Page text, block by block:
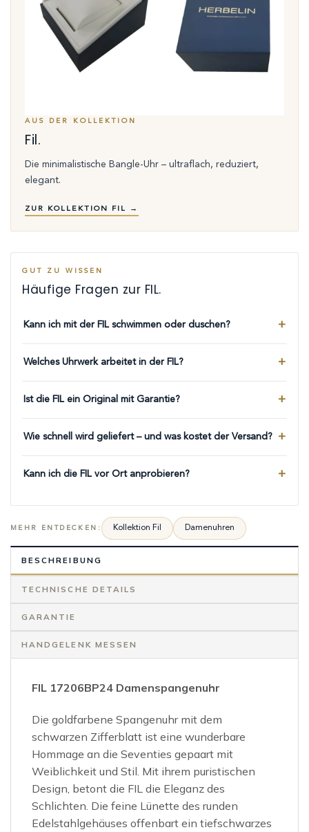
AUS DER KOLLEKTION
Fil.
Die minimalistische Bangle-Uhr – ultraflach, reduziert,
elegant.
ZUR KOLLEKTION FIL →
GUT ZU WISSEN
Häufige Fragen zur FIL.
Kann ich mit der FIL schwimmen oder duschen?
Welches Uhrwerk arbeitet in der FIL?
Ist die FIL ein Original mit Garantie?
Wie schnell wird geliefert – und was kostet der Versand?
Kann ich die FIL vor Ort anprobieren?
MEHR ENTDECKEN: Kollektion Fil Damenuhren
BESCHREIBUNG
TECHNISCHE DETAILS
GARANTIE
HANDGELENK MESSEN
FIL 17206BP24 Damenspangenuhr
Die goldfarbene Spangenuhr mit dem
schwarzen Zifferblatt ist eine wunderbare
Hommage an die Seventies gepaart mit
Weiblichkeit und Stil. Mit ihrem puristischen
Design, betont die FIL die Eleganz des
Schlichten. Die feine Lünette des runden
Edelstahlgehäuses offenbart ein tiefschwarzes